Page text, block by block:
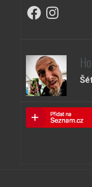
FacebookInstagram